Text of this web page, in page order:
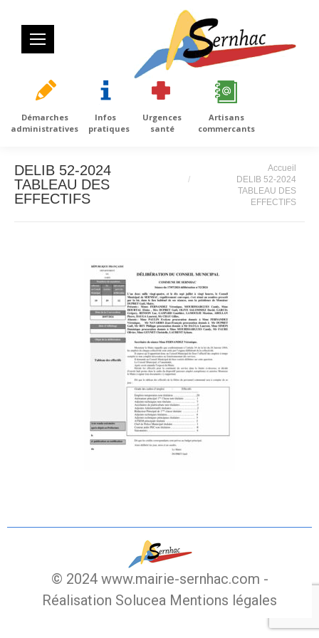
Démarches
administratives
Infos
pratiques
Urgences
santé
Artisans
commercants
DELIB 52-2024
TABLEAU DES
EFFECTIFS
Accueil
DELIB 52-2024
TABLEAU DES
EFFECTIFS
© 2024 www.mairie-sernhac.com -
Réalisation Solucea Mentions légales